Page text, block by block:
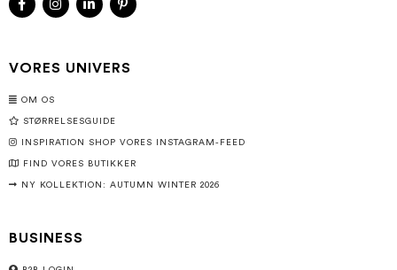
VORES UNIVERS
OM OS
STØRRELSESGUIDE
INSPIRATION SHOP VORES INSTAGRAM-FEED
FIND VORES BUTIKKER
NY KOLLEKTION: AUTUMN WINTER 2026
BUSINESS